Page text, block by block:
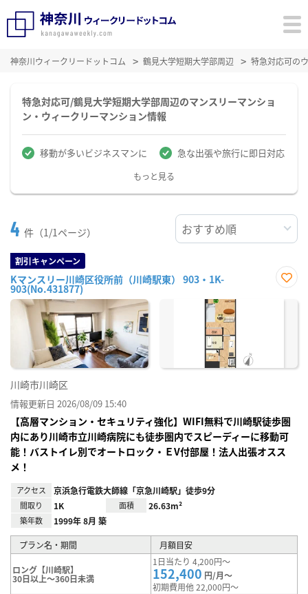
神奈川ウィークリードットコム 鶴見大学短期大学部周辺 特急対応可の
特急対応可/鶴見大学短期大学部周辺のマンスリーマンショ
ン・ウィークリーマンション情報
移動が多いビジネスマンに 急な出張や旅行に即日対応
もっと見る
4 件（1/1ページ）
割引キャンペーン
Kマンスリー川崎区役所前（川崎駅東） 903・1K-
903(No.431877)
に入
川崎市川崎区
情報更新日 2026/08/09 15:40
【高層マンション・セキュリティ強化】WIFI無料で川崎駅徒歩圏
内にあり川崎市立川崎病院にも徒歩圏内でスピーディーに移動可
能！バストイレ別でオートロック・ＥV付部屋！法人出張オスス
メ！
アクセス 京浜急行電鉄大師線「京急川崎駅」徒歩9分
間取り 1K 面積 26.63m²
築年数 1999年 8月 築
プラン名・期間 月額目安
ロング【川崎駅】
30日以上～360日未満
1日当たり 4,200円～
152,400 円/月～
初期費用他 22,000円～